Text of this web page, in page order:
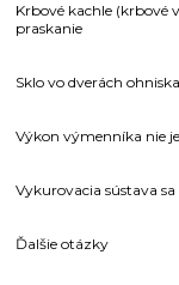
Krbové kachle (krbové
praskanie
Sklo vo dverách
Výkon výmenníka nie
Vykurovacia sústava
Ďalšie otázky